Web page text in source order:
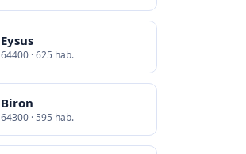
Eysus
64400 · 625 hab.
Biron
64300 · 595 hab.